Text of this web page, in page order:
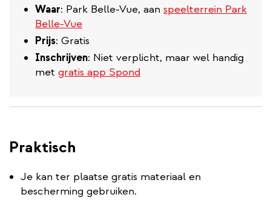
Waar: Park Belle-Vue, aan speelterrein Park
Belle-Vue
Prijs: Gratis
Inschrijven: Niet verplicht, maar wel handig
met gratis app Spond
Praktisch
Je kan ter plaatse gratis materiaal en
bescherming gebruiken.